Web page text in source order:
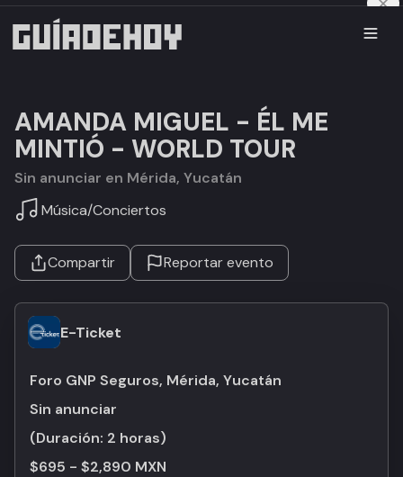
AMANDA MIGUEL - ÉL ME
MINTIÓ - WORLD TOUR
Sin anunciar en Mérida, Yucatán
Música/Conciertos
Compartir Reportar evento
E-Ticket
Foro GNP Seguros, Mérida, Yucatán
Sin anunciar
(Duración: 2 horas)
$695 - $2,890 MXN